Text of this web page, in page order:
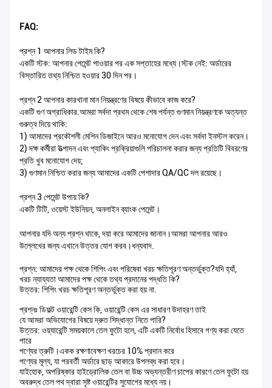
FAQ:
প্রশ্ন 1 আপনার লিড টাইম কি?
একটি স্টক: আপনার পেমেন্ট পাওয়ার পর এক সপ্তাহের মধ্যে।স্টক নেই: অর্ডারের
বিস্তারিত তথ্য নিশ্চিত হওয়ার 30 দিন পর।
প্রশ্ন 2 আপনার কারখানা মান নিয়ন্ত্রণের বিষয়ে কীভাবে কাজ করে?
একটি গুণ অগ্রাধিকার.আমরা সর্বদা প্রথম থেকে শেষ পর্যন্ত গুণমান নিয়ন্ত্রণকে অত্যন্ত
গুরুত্ব দিয়ে থাকি:
1) আমাদের প্রকৌশলী মেশিন ডিজাইনে আরও মনোযোগ দেন এবং সর্বদা ইনস্টল করেন।
2) দক্ষ কর্মীরা উত্পাদন এবং প্যাকিং প্রক্রিয়াগুলি পরিচালনা করার জন্য প্রতিটি বিবরণের
প্রতি খুব মনোযোগ দেয়;
3) গুণমান নিশ্চিত করার জন্য আমাদের একটি পেশাদার QA/QC দল রয়েছে।
প্রশ্ন 3 পেমেন্ট উপায় কি?
একটি টিটি, ওয়েস্ট ইউনিয়ন, অনলাইন ব্যাংক পেমেন্ট।
আপনার যদি অন্য প্রশ্ন থাকে, দয়া করে আমাদের জানান।আমরা আপনার আরও
উল্লেখের জন্য এখানে উত্তর যোগ করব।ধন্যবাদ.
প্রশ্ন: আমাদের পক্ষ থেকে শিপিং এবং পরিষেবা খরচ ক্ষতিপূরণ অন্তর্ভুক্ত?যদি হ্যাঁ,
খরচ ন্যায্যতা আমাদের পক্ষ থেকে তথ্য প্রদানের পদ্ধতি কি?
উত্তর: শিপিং খরচ ক্ষতিপূরণ অন্তর্ভুক্ত করা হয় না.
প্রশ্নঃ ডিফল্ট ওয়ারেন্টি কেস কি, ওয়ারেন্টি কেস এর সাধারণ উদাহরণ তাই
যে আমরা অভিযোগের বিষয়ে দ্রুত সিদ্ধান্ত নিতে পারি?
উত্তর: ওয়্যারেন্টি সময়কালে তেল ফুটো হলে, এটি একটি নির্বোধ হিসাবে গণ্য করা যেতে
পারে
পণ্যের ত্রুটি।একক রক্ষণাবেক্ষণ খরচের 10% প্রদান করে
পণ্যের মূল্য, যা পরবর্তী অর্ডারে ছাড় আকারে উপলব্ধ করা হবে।
যাইহোক, অপরিষ্কার হাইড্রোলিক তেল বা উচ্চ অভ্যন্তরীণ চাপের কারণে তেল ফুটো হয়
অবরুদ্ধ তেল পথ দ্বারা সৃষ্ট ওয়ারেন্টির সুযোগের মধ্যে নয়।